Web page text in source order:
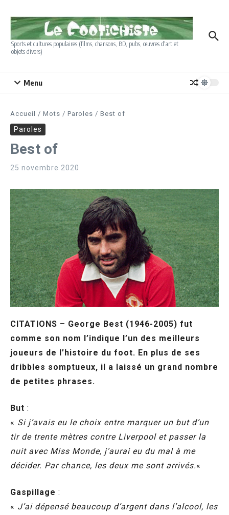
Sports et cultures populaires (films, chansons, BD, pubs, œuvres d'art et
objets divers)
Menu
Accueil / Mots / Paroles / Best of
Paroles
Best of
25 novembre 2020
CITATIONS – George Best (1946-2005) fut
comme son nom l’indique l’un des meilleurs
joueurs de l’histoire du foot. En plus de ses
dribbles somptueux, il a laissé un grand nombre
de petites phrases.
But :
« Si j’avais eu le choix entre marquer un but d’un
tir de trente mètres contre Liverpool et passer la
nuit avec Miss Monde, j’aurai eu du mal à me
décider. Par chance, les deux me sont arrivés.«
Gaspillage :
« J’ai dépensé beaucoup d’argent dans l’alcool, les